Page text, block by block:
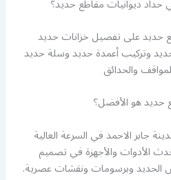
حديد على تفصيل خزانات حديد
وتركيب أعمدة حديد وسلة حديد
والحدائق
حديد هو الأفضل؟
جابر الاحمد في السرعة العالية
الأدوات والأجهزة في تصميم
الحديد وبرسومات ونقشات عصرية.